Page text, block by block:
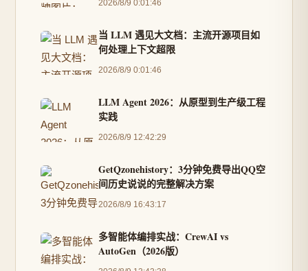
2026/8/9 0:01:46
当 LLM 遇见大文档：主流开源项目如
何处理上下文超限
2026/8/9 0:01:46
LLM Agent 2026：从原型到生产级工程
实践
2026/8/9 12:42:29
GetQzonehistory：3分钟免费导出QQ空
间历史说说的完整解决方案
2026/8/9 16:43:17
多智能体编排实战：CrewAI vs
AutoGen（2026版）